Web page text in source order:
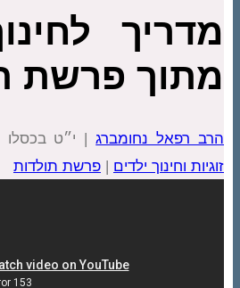
מדריך
מתוך פרשת
הרב רפאל נחומברג| י״ט בכסלו
זוגיות וחינוך ילדים | פרשת תולדות